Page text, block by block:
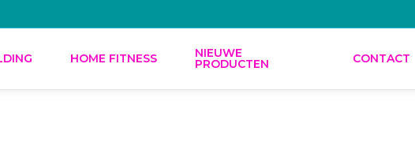
HOME FITNESS NIEUWE
PRODUCTEN CONTACT